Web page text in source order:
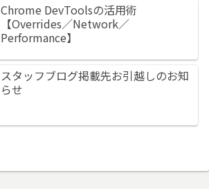
Chrome DevToolsの活用術
【Overrides／Network／
Performance】
スタッフブログ掲載先お引越しのお知
らせ